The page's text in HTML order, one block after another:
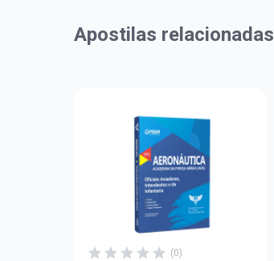
Apostilas relacionadas
(0)